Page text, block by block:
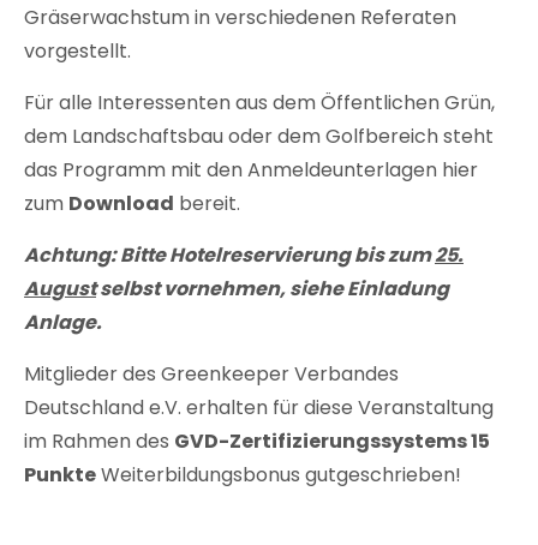
Gräserwachstum in verschiedenen Referaten
vorgestellt.
Für alle Interessenten aus dem Öffentlichen Grün,
dem Landschaftsbau oder dem Golfbereich steht
das Programm mit den Anmeldeunterlagen hier
zum Download bereit.
Achtung: Bitte Hotelreservierung bis zum25.
Augustselbst vornehmen, siehe Einladung
Anlage.
Mitglieder des Greenkeeper Verbandes
Deutschland e.V. erhalten für diese Veranstaltung
im Rahmen des GVD-Zertifizierungssystems 15
PunkteWeiterbildungsbonus gutgeschrieben!